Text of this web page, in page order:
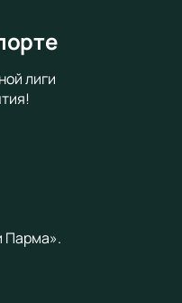
лиги
Парма».